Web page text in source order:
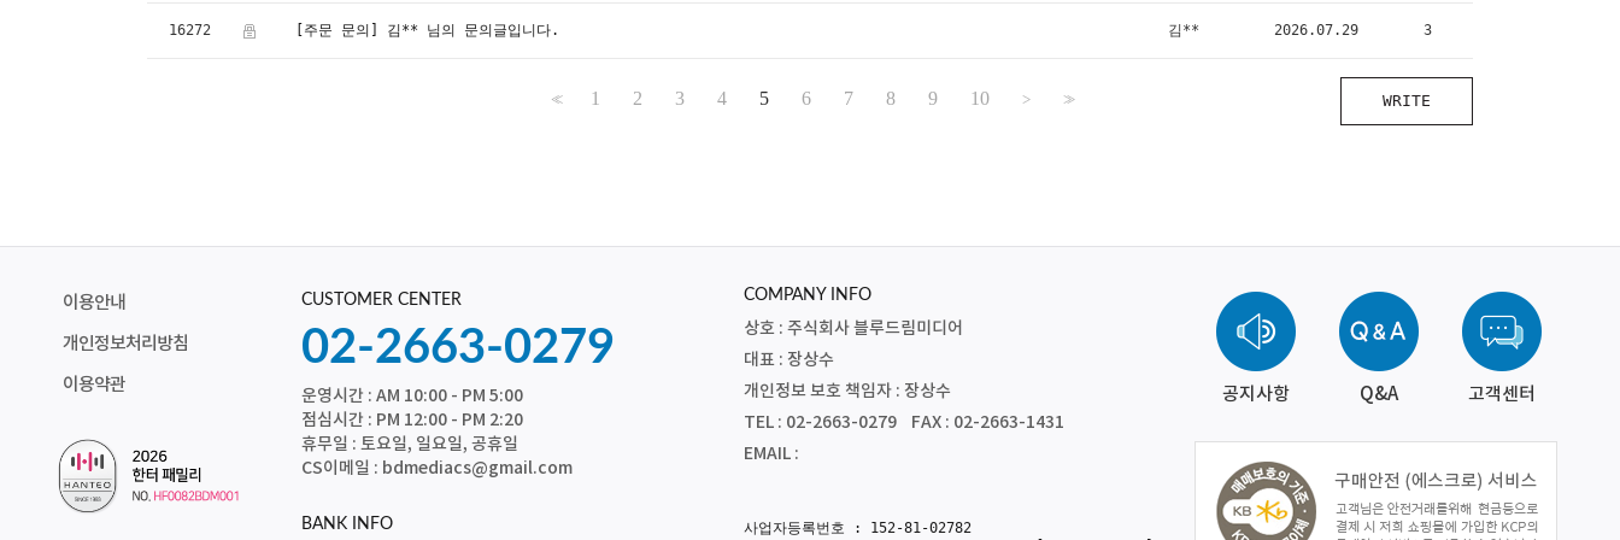
16272 [주문 문의] 김** 님의 문의글입니다. 김** 2026.07.29 3
WRITE
<< 1 2 3 4 5 6 7 8 9 10 > >>
이용안내
개인정보처리방침
이용약관
CUSTOMER CENTER
02-2663-0279
운영시간 : AM 10:00 - PM 5:00
점심시간 : PM 12:00 - PM 2:20
휴무일 : 토요일, 일요일, 공휴일
CS이메일 : bdmediacs@gmail.com
BANK INFO
COMPANY INFO
상호 : 주식회사 블루드림미디어
대표 : 장상수
개인정보 보호 책임자 : 장상수
TEL : 02-2663-0279 FAX : 02-2663-1431
EMAIL :
사업자등록번호 : 152-81-02782
공지사항 Q&A 고객센터